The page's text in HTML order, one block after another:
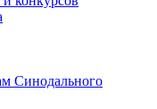
Синодального